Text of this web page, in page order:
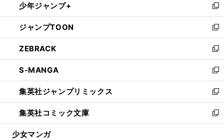
く
で
開
く
ド
ウ
で
開
く
ィ
ン
ド
ウ
で
開
く
い
ウ
ィ
ン
ド
ウ
で
開
く
少年ジャンプ+
新
し
い
ウ
ィ
ン
ド
ウ
で
開
く
ジャンプTOON
新
し
い
ウ
ィ
ン
ド
ウ
で
開
ZEBRACK
新
し
い
ウ
ィ
ン
ド
ウ
S-MANGA
新
し
い
ウ
ィ
ン
集英社ジャンプリミックス
新
し
い
ウ
集英社コミック文庫
新
し
少女マンガ